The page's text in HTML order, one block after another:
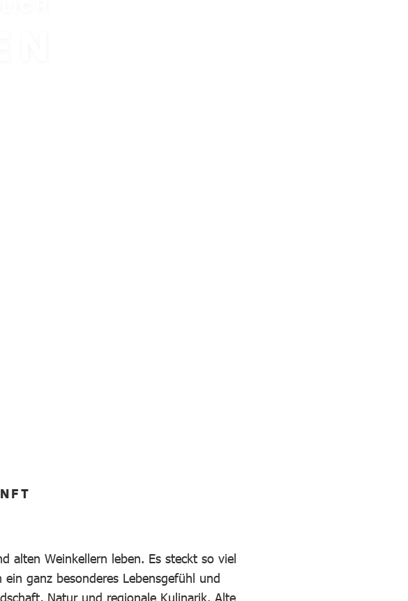
alten Weinkellern leben. Es steckt so viel
ganz besonderes Lebensgefühl und
Natur und regionale Kulinarik. Alte